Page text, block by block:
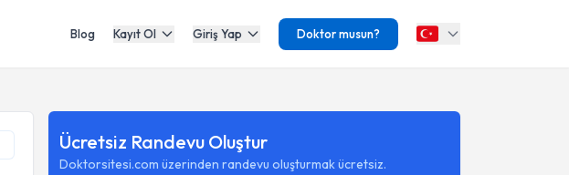
Blog Kayıt Ol Giriş Yap Doktor musun?
Ücretsiz Randevu Oluştur
Doktorsitesi.com üzerinden randevu oluşturmak ücretsiz.